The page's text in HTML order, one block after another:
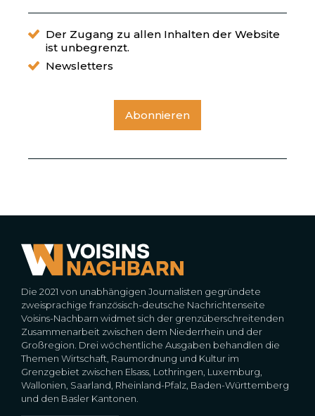
Der Zugang zu allen Inhalten der Website
ist unbegrenzt.
Newsletters
Abonnieren
Die 2021 von unabhängigen Journalisten gegründete
zweisprachige französisch-deutsche Nachrichtenseite
Voisins-Nachbarn widmet sich der grenzüberschreitenden
Zusammenarbeit zwischen dem Niederrhein und der
Großregion. Drei wöchentliche Ausgaben behandlen die
Themen Wirtschaft, Raumordnung und Kultur im
Grenzgebiet zwischen Elsass, Lothringen, Luxemburg,
Wallonien, Saarland, Rheinland-Pfalz, Baden-Württemberg
und den Basler Kantonen.